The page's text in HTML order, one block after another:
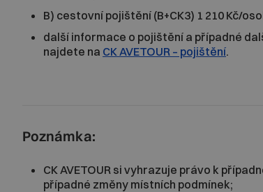
B) cestovní pojištění (B+CK3) 1 210 Kč/
další informace o pojištění a případné
najdete na CK AVETOUR – pojištění.
Poznámka:
CK AVETOUR si vyhrazuje právo k
případné změny místních podmínek;